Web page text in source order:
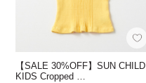
【SALE 30%OFF】SUN CHILD
KIDS Cropped …